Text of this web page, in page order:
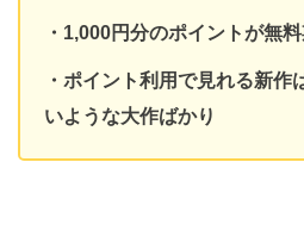
・1,000円分のポイントが無
・ポイント利用で見れる新作
いような大作ばかり